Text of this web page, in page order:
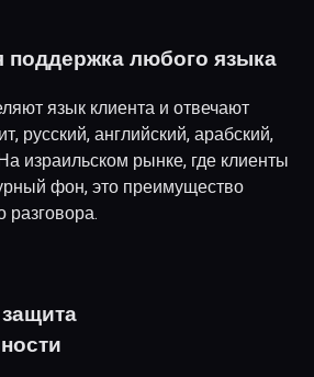
поддержка любого языка
язык клиента и отвечают
русский, английский, арабский,
израильском рынке, где клиенты
фон, это преимущество
разговора.